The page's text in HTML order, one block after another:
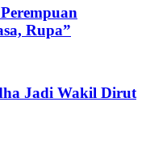
Rupa”
Jadi Wakil Dirut